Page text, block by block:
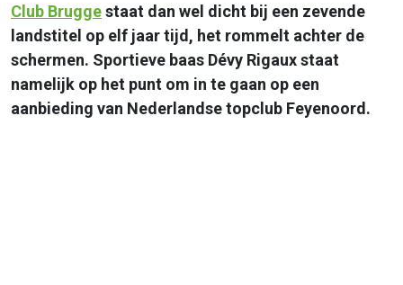
Club Bruggestaat dan wel dicht bij een zevende
landstitel op elf jaar tijd, het rommelt achter de
schermen. Sportieve baas Dévy Rigaux staat
namelijk op het punt om in te gaan op een
aanbieding van Nederlandse topclub Feyenoord.